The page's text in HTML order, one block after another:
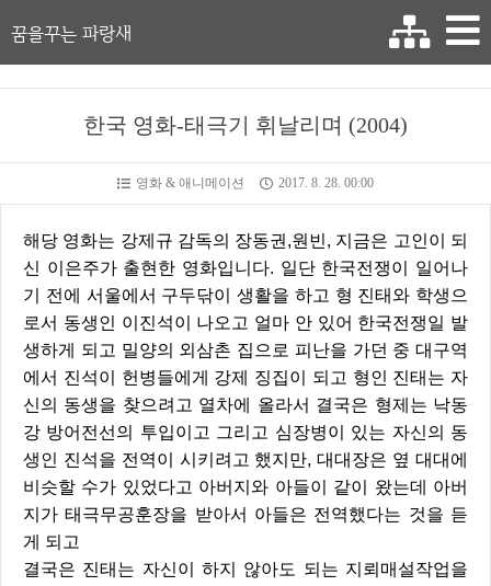
꿈을꾸는 파랑새
한국 영화-태극기 휘날리며 (2004)
영화 & 애니메이션 2017. 8. 28. 00:00
해당 영화는 강제규 감독의 장동권,원빈, 지금은 고인이 되
신 이은주가 출현한 영화입니다. 일단 한국전쟁이 일어나
기 전에 서울에서 구두닦이 생활을 하고 형 진태와 학생으
로서 동생인 이진석이 나오고 얼마 안 있어 한국전쟁일 발
생하게 되고 밀양의 외삼촌 집으로 피난을 가던 중 대구역
에서 진석이 헌병들에게 강제 징집이 되고 형인 진태는 자
신의 동생을 찾으려고 열차에 올라서 결국은 형제는 낙동
강 방어전선의 투입이고 그리고 심장병이 있는 자신의 동
생인 진석을 전역이 시키려고 했지만, 대대장은 옆 대대에
비슷할 수가 있었다고 아버지와 아들이 같이 왔는데 아버
지가 태극무공훈장을 받아서 아들은 전역했다는 것을 듣
게 되고
결국은 진태는 자신이 하지 않아도 되는 지뢰매설작업을